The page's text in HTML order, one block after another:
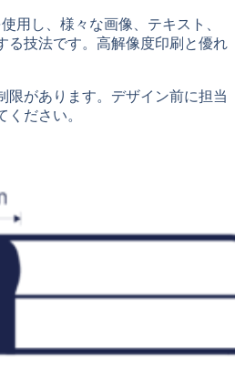
用し、様々な画像、テキスト、
る技法です。高解像度印刷と優れ
があります。デザイン前に担当
ださい。